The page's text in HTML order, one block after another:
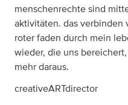
menschenrechte sind
aktivitäten. das verbinden
roter faden durch mein
wieder, die uns
mehr daraus.
creativeARTdirector